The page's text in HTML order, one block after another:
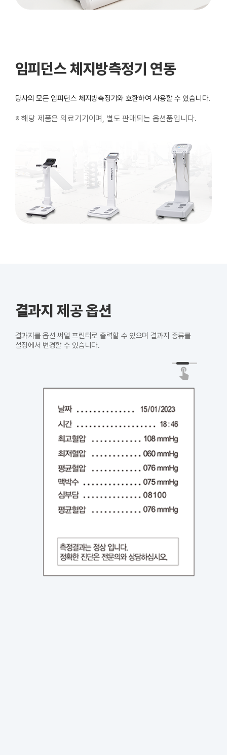
임피던스 체지방측정기 연동
당사의 모든 임피던스 체지방측정기와 호환하여 사용할 수 있습니다.
※ 해당 제품은 의료기기이며, 별도 판매되는 옵션품입니다.
결과지 제공 옵션
결과지를 옵션 써멀 프린터로 출력할 수 있으며 결과지 종류를
설정에서 변경할 수 있습니다.